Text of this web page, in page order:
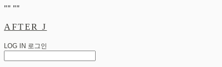
"" ""
AFTER J
LOG IN 로그인